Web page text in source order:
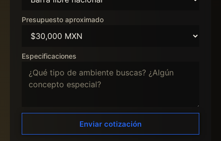
Presupuesto aproximado
Especificaciones
Enviar cotización